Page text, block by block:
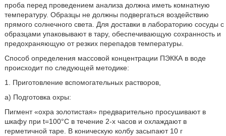
проба перед проведением анализа должна иметь комнатную
температуру. Образцы не должны подвергаться воздействию
прямого солнечного света. Для доставки в лабораторию сосуды с
образцами упаковывают в тару, обеспечивающую сохранность и
предохраняющую от резких перепадов температуры.
Способ определения массовой концентрации ПЭККА в воде
происходит по следующей методике:
1. Приготовление вспомогательных растворов,
а) Подготовка охры:
Пигмент «охра золотистая» предварительно просушивают в
шкафу при t=100°С в течение 2-х часов и охлаждают в
герметичной таре. В коническую колбу засыпают 10 г